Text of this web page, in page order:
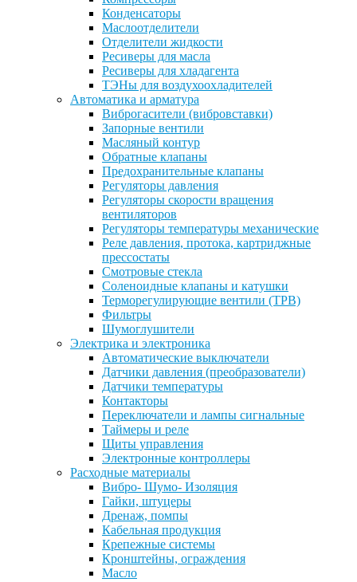
Конденсаторы
Маслоотделители
Отделители жидкости
Ресиверы для масла
Ресиверы для хладагента
ТЭНы для воздухоохладителей
Автоматика и арматура
Виброгасители (вибровставки)
Запорные вентили
Масляный контур
Обратные клапаны
Предохранительные клапаны
Регуляторы давления
Регуляторы скорости вращения
вентиляторов
Регуляторы температуры механические
Реле давления, протока, картриджные
прессостаты
Смотровые стекла
Соленоидные клапаны и катушки
Терморегулирующие вентили (ТРВ)
Фильтры
Шумоглушители
Электрика и электроника
Автоматические выключатели
Датчики давления (преобразователи)
Датчики температуры
Контакторы
Переключатели и лампы сигнальные
Таймеры и реле
Щиты управления
Электронные контроллеры
Расходные материалы
Вибро- Шумо- Изоляция
Гайки, штуцеры
Дренаж, помпы
Кабельная продукция
Крепежные системы
Кронштейны, ограждения
Масло